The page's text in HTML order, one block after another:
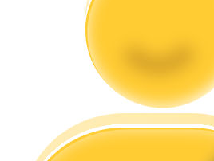
Guia para iniciantes em futuros